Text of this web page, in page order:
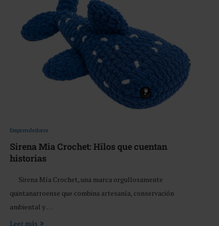
Emprendedores
Sirena Mia Crochet: Hilos que cuentan
historias
Sirena Mía Crochet, una marca orgullosamente
quintanarroense que combina artesanía, conservación
ambiental y …
Leer más